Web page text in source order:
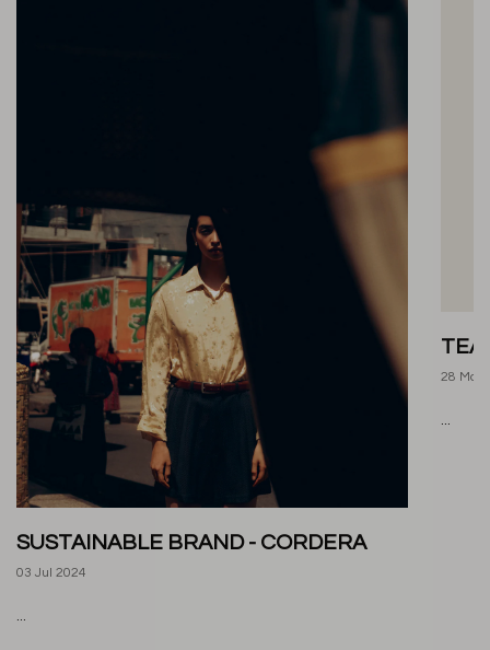
SUSTAINABLE BRAND - CORDERA
03 Jul 2024
28 May